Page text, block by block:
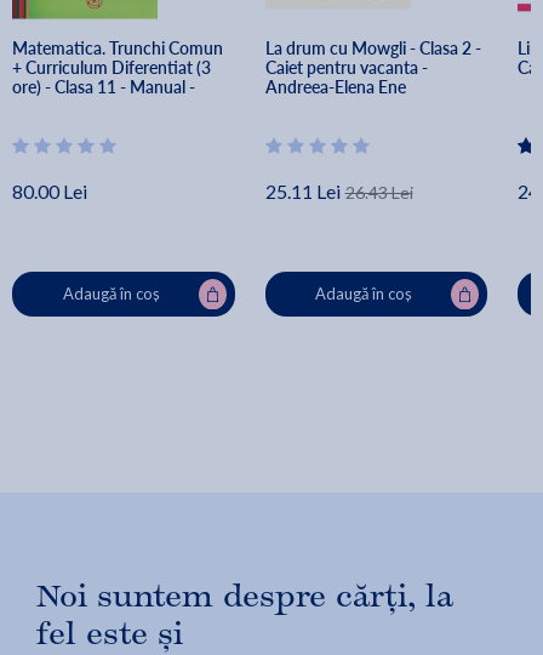
Matematica. Trunchi Comun
+ Curriculum Diferentiat (3
ore) - Clasa 11 - Manual -
80.00 Lei
Adaugă în coș
La drum cu Mowgli - Clasa 2 -
Caiet pentru vacanta -
Andreea-Elena Ene
25.11 Lei 26.43 Lei
Adaugă în coș
Noi suntem despre cărți, la
fel este și